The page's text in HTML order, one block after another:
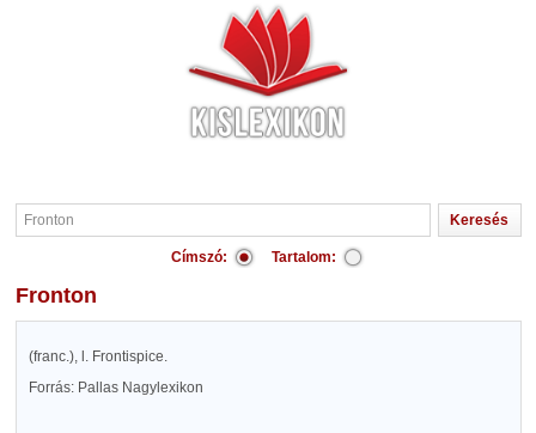
Címszó: Tartalom:
Fronton
(franc.), l. Frontispice.
Forrás: Pallas Nagylexikon